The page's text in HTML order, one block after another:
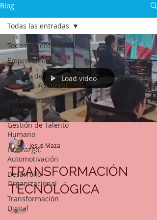
Blog
Todas las entradas
Emprendedores
Gestión de Talento
Humano, Recursos
automotivación,
liderazgo
Gestión de Talento
Humano
Liderazgo,
Automotivación
Desarrollo
Organizacional
Transformación
Digital
Todas las entradas
Load video
Jesus Maza
TRANSFORMACIÓN
TECNOLÓGICA